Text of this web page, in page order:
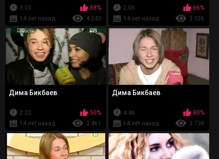
3:15
88%
14 лет назад
4 243
2:06
66%
14 лет назад
3 526
Дима Бикбаев
2:22
50%
14 лет назад
3 461
Дима Бикбаев
4:46
80%
14 лет назад
3 738